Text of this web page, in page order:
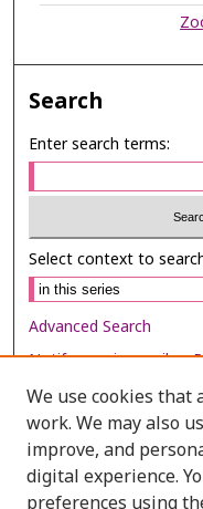
Search
Enter search terms:
Select context to
Advanced Search
Notify me via email or
Browse
Collections
Disciplines
We use cookies that
work. We may also
improve, and
digital experience.
preferences using